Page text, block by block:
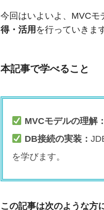
今回はいよいよ、MVCモ
得・活用 を行っていきま
本記事で学べること
MVCモデルの理解：
DB接続の実装：
を学びます。
この記事は次のような方